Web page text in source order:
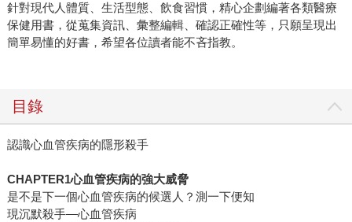
針對現代人體質、生活型態、飲食習慣，精心企劃編著各類醫療
保健用書，從蒐集資訊、彙整編輯、確認正確性等，只願呈現出
簡單易懂的好書，希望各位讀者能不吝指教。
目錄
認識心血管疾病的隱形殺手
CHAPTER1心血管疾病的強大威脅
是不是下一個心血管疾病的候選人？測一下便知
現沉默殺手—心血管疾病